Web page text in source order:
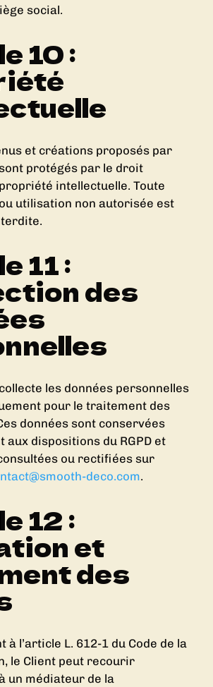
social.
10 :
et créations proposés par
protégés par le droit
intellectuelle. Toute
utilisation non autorisée est
11 :
des
les données personnelles
pour le traitement des
données sont conservées
aux dispositions du RGPD et
ou rectifiées sur
deco.com.
12 :
et
des
à l’article L. 612-1 du Code de la
le Client peut recourir
un médiateur de la